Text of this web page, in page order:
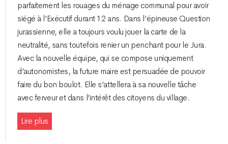
parfaitement les rouages du ménage communal pour avoir
siégé à l’Exécutif durant 12 ans. Dans l’épineuse Question
jurassienne, elle a toujours voulu jouer la carte de la
neutralité, sans toutefois renier un penchant pour le Jura.
Avec la nouvelle équipe, qui se compose uniquement
d’autonomistes, la future maire est persuadée de pouvoir
faire du bon boulot. Elle s’attellera à sa nouvelle tâche
avec ferveur et dans l’intérêt des citoyens du village.
Lire plus